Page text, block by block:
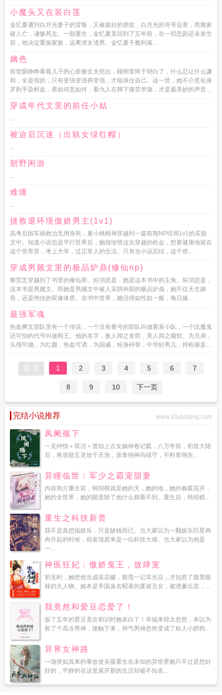
小魔头又在装白莲
金忆夏遭到白月光妻子的背叛，又被最好的朋友，白月光的哥哥迫害，而致家
破人亡，凄惨死去。一朝重生，金忆夏竟回到了五年前，在一切悲剧还未发生
前，他决定重振家族，远离渣女渣男。金忆夏干脆利落...
嫡色
前世眼睁睁看着儿子的心脏被丈夫挖出，顾明萱终于明白了，什么忍让什么谦
和，全是假的，只有变强变强再变强，才能保住自己。这一世，她不介意化身
罗刹手染鲜血，善如何恶如何，看仇人在脚下痛苦求饶，才是最美妙的声音。
穿成年代文里的前任小姑
...
被迫后沉迷（出轨女绿红帽）
...
朝野闲游
...
难缠
...
拯救退环境傲娇男主(1v1)
高考后因车祸救治无用身死，夏小桃精神穿越到一篇前期NP结局1v1的买股
文中。知道小说也是平行世界后，她很珍惜这次穿越的机会，想要健康地留在
这个世界里，考上大学，过正常人的生活。只有当小说完结，这个世...
穿成男频文里的极品炉鼎(修仙np)
黎莞芝穿越到了书里的修仙界。好消息是，她是这本书中的主角。坏消息是，
这本书是男频文。而她是男频文中被人采阴补阳的极品炉鼎，她不仅天生媚
骨，还是绝佳的双修体质。在书中世界，她活得如性奴一般，每日辗...
最强军魂
热血爽文部队里有一个传说，一个没有番号的部队叫做黄泉小队，一个比魔鬼
还可怕的代号叫做阎王。他的名字，敌人闻之丧胆，美人闻之腿软。为兄弟，
头颅可抛，为红颜，热血可洒，为国威，粉身碎骨，中华好男儿，持枪驱妄图
首 页 1 2 3 4 5 6 7
8 9 10 下一页
完结小说推荐 www.33yanqing.com
凤阑殇下
一见钟情＋双洁＋渡劫上古女娲神卷记载，八万年前，初造大陆
后，将造陆五灵放于天池，派青翎神鸟镇守，不料青翎失...
异瞳临世：军少之霸宠甜妻
内容简介重生前，韩绍棋就是她的天，她的地，她的春暖花开，
她的全世界，她的眼里除了他什么都看不到。重生后，韩绍棋...
重生之科技新贵
我不是真想搞娱乐，只是缺钱而已。当大家以为一颗娱乐巨星冉
冉升起的时候，却发现原来是一位科技大佬。当大家以为他是
一...
神医狂妃：傲娇鬼王，放肆宠
初见时，她把他当成采花贼，狠甩一记耳光后，才知惹了腹黑狠
辣的大人物。她本是帝国臭名昭著的废柴丑女，被渣爹出卖，...
我竟然和爱豆恋爱了！
饭了五年的爱豆竟在初识时她表白了！幸福来得太忽然，本以为
捡了个高冷男神，接触下来，帅气男神忽然变成了粘人小奶狗...
异界女神路
一场突如其来的事故使吴薇重生在未知的异世界她只不过是想好
好的，平静的在这里展开新的生活却被不知名...